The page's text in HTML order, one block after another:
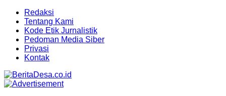
Redaksi
Tentang Kami
Kode Etik Jurnalistik
Pedoman Media Siber
Privasi
Kontak